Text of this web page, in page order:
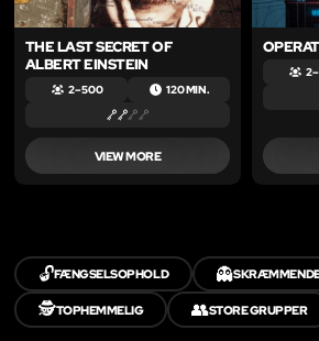
THE LAST SECRET OF
ALBERT EINSTEIN
2 – 500 120 MIN.
VIEW MORE
2
🔓FÆNGSELSOPHOLD 👻
🕵️TOPHEMMELIG 👥STORE GRUPPER